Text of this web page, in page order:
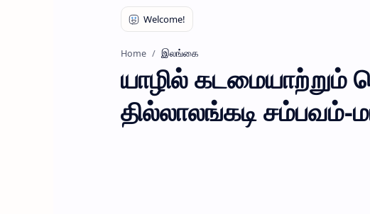
Home இலங்கை
யாழில் கடமையாற்றும்
தில்லாலங்கடி சம்பவம்-